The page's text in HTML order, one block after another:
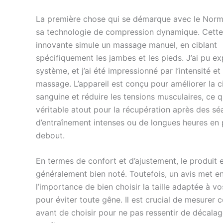
connectée Bluetooth. Il
fermer et d'alimenter le
compression d'air
plus avancé de la
d'alimentation situé sur
l'appareil. Conçu par un
Normatec est le
compression d'air
original, le plus testé et le
scientifiquement
marché. Conçu pour
Normatec est depuis
système auquel font
meilleurs athlètes du
consommateurs du
qui cherchent à
être. La thérapie par
ne profite pas seulement
La première chose qui se démarque avec le
sa technologie de compression dynamique.
innovante simule un massage manuel, en ciblant
spécifiquement les jambes et les pieds. J’ai pu
système, et j’ai été impressionné par l’intensité
massage. L’appareil est conçu pour améliorer la
sanguine et réduire les tensions musculaires, ce
véritable atout pour la récupération après des
d’entraînement intenses ou de longues heures en
debout.
En termes de confort et d’ajustement, le produit
généralement bien noté. Toutefois, un avis met
l’importance de bien choisir la taille adaptée à
pour éviter toute gêne. Il est crucial de mesurer
avant de choisir pour ne pas ressentir de